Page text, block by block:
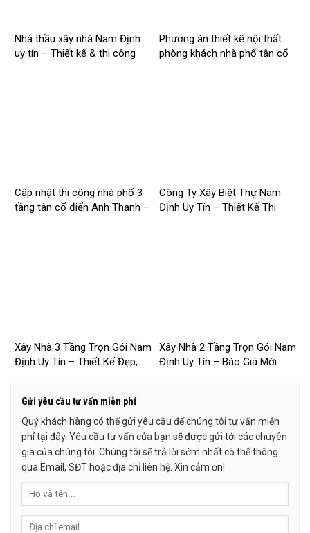
Nhà thầu xây nhà Nam Định
uy tín – Thiết kế & thi công
Phương án thiết kế nội thất
phòng khách nhà phố tân cổ
Cập nhật thi công nhà phố 3
tầng tân cổ điển Anh Thanh –
Công Ty Xây Biệt Thự Nam
Định Uy Tín – Thiết Kế Thi
Xây Nhà 3 Tầng Trọn Gói Nam
Định Uy Tín – Thiết Kế Đẹp,
Xây Nhà 2 Tầng Trọn Gói Nam
Định Uy Tín – Báo Giá Mới
Gửi yêu cầu tư vấn miễn phí
Quý khách hàng có thể gửi yêu cầu để chúng tôi tư vấn miễn
phí tại đây. Yêu cầu tư vấn của bạn sẽ được gửi tới các chuyên
gia của chúng tôi. Chúng tôi sẽ trả lời sớm nhất có thể thông
qua Email, SĐT hoặc địa chỉ liên hệ. Xin cảm ơn!